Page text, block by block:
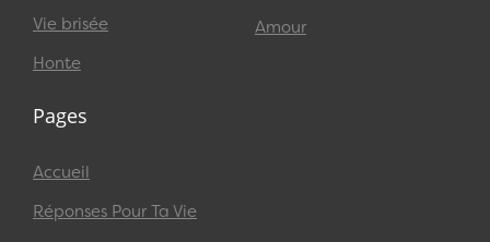
Vie brisée
Honte
Amour
Pages
Accueil
Réponses Pour Ta Vie